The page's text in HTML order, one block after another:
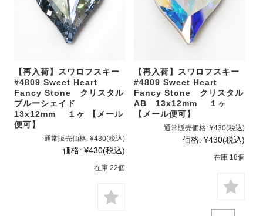
【再入荷】スワロフスキー
#4809 Sweet Heart
Fancy Stone クリスタル
ブルーシェイド
13x12mm １ヶ 【メール
便可】
通常販売価格: ¥430(税込)
価格: ¥430(税込)
在庫 22個
【再入荷】スワロフスキー
#4809 Sweet Heart
Fancy Stone クリスタル
AB 13x12mm １ヶ
【メール便可】
通常販売価格: ¥430(税込)
価格: ¥430(税込)
在庫 18個